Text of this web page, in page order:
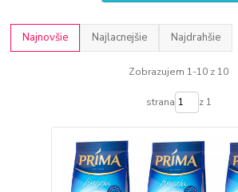
Najnovšie Najlacnejšie Najdrahšie
Zobrazujem 1-10 z 10
strana z 1